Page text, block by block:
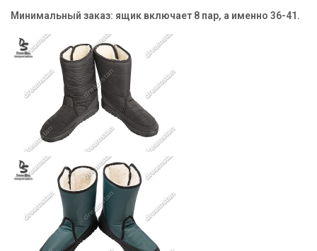
Минимальный заказ: ящик включает 8 пар, а именно 36-41.